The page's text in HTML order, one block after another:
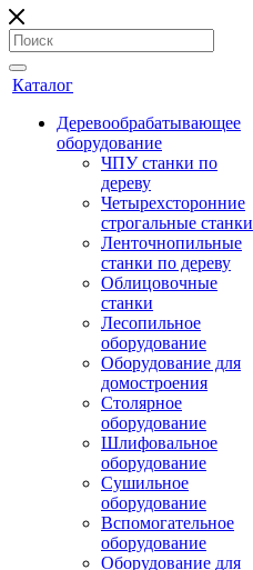
Каталог
Деревообрабатывающее
оборудование
ЧПУ станки по
дереву
Четырехсторонние
строгальные станки
Ленточнопильные
станки по дереву
Облицовочные
станки
Лесопильное
оборудование
Оборудование для
домостроения
Столярное
оборудование
Шлифовальное
оборудование
Сушильное
оборудование
Вспомогательное
оборудование
Оборудование для